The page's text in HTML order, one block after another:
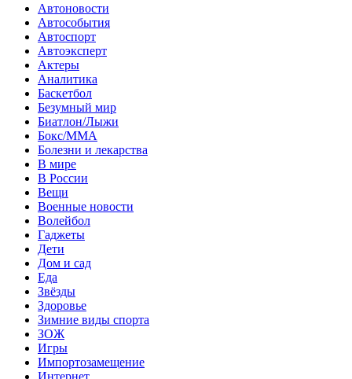
Автоновости
Автособытия
Автоспорт
Автоэксперт
Актеры
Аналитика
Баскетбол
Безумный мир
Биатлон/Лыжи
Бокс/MMA
Болезни и лекарства
В мире
В России
Вещи
Военные новости
Волейбол
Гаджеты
Дети
Дом и сад
Еда
Звёзды
Здоровье
Зимние виды спорта
ЗОЖ
Игры
Импортозамещение
Интернет